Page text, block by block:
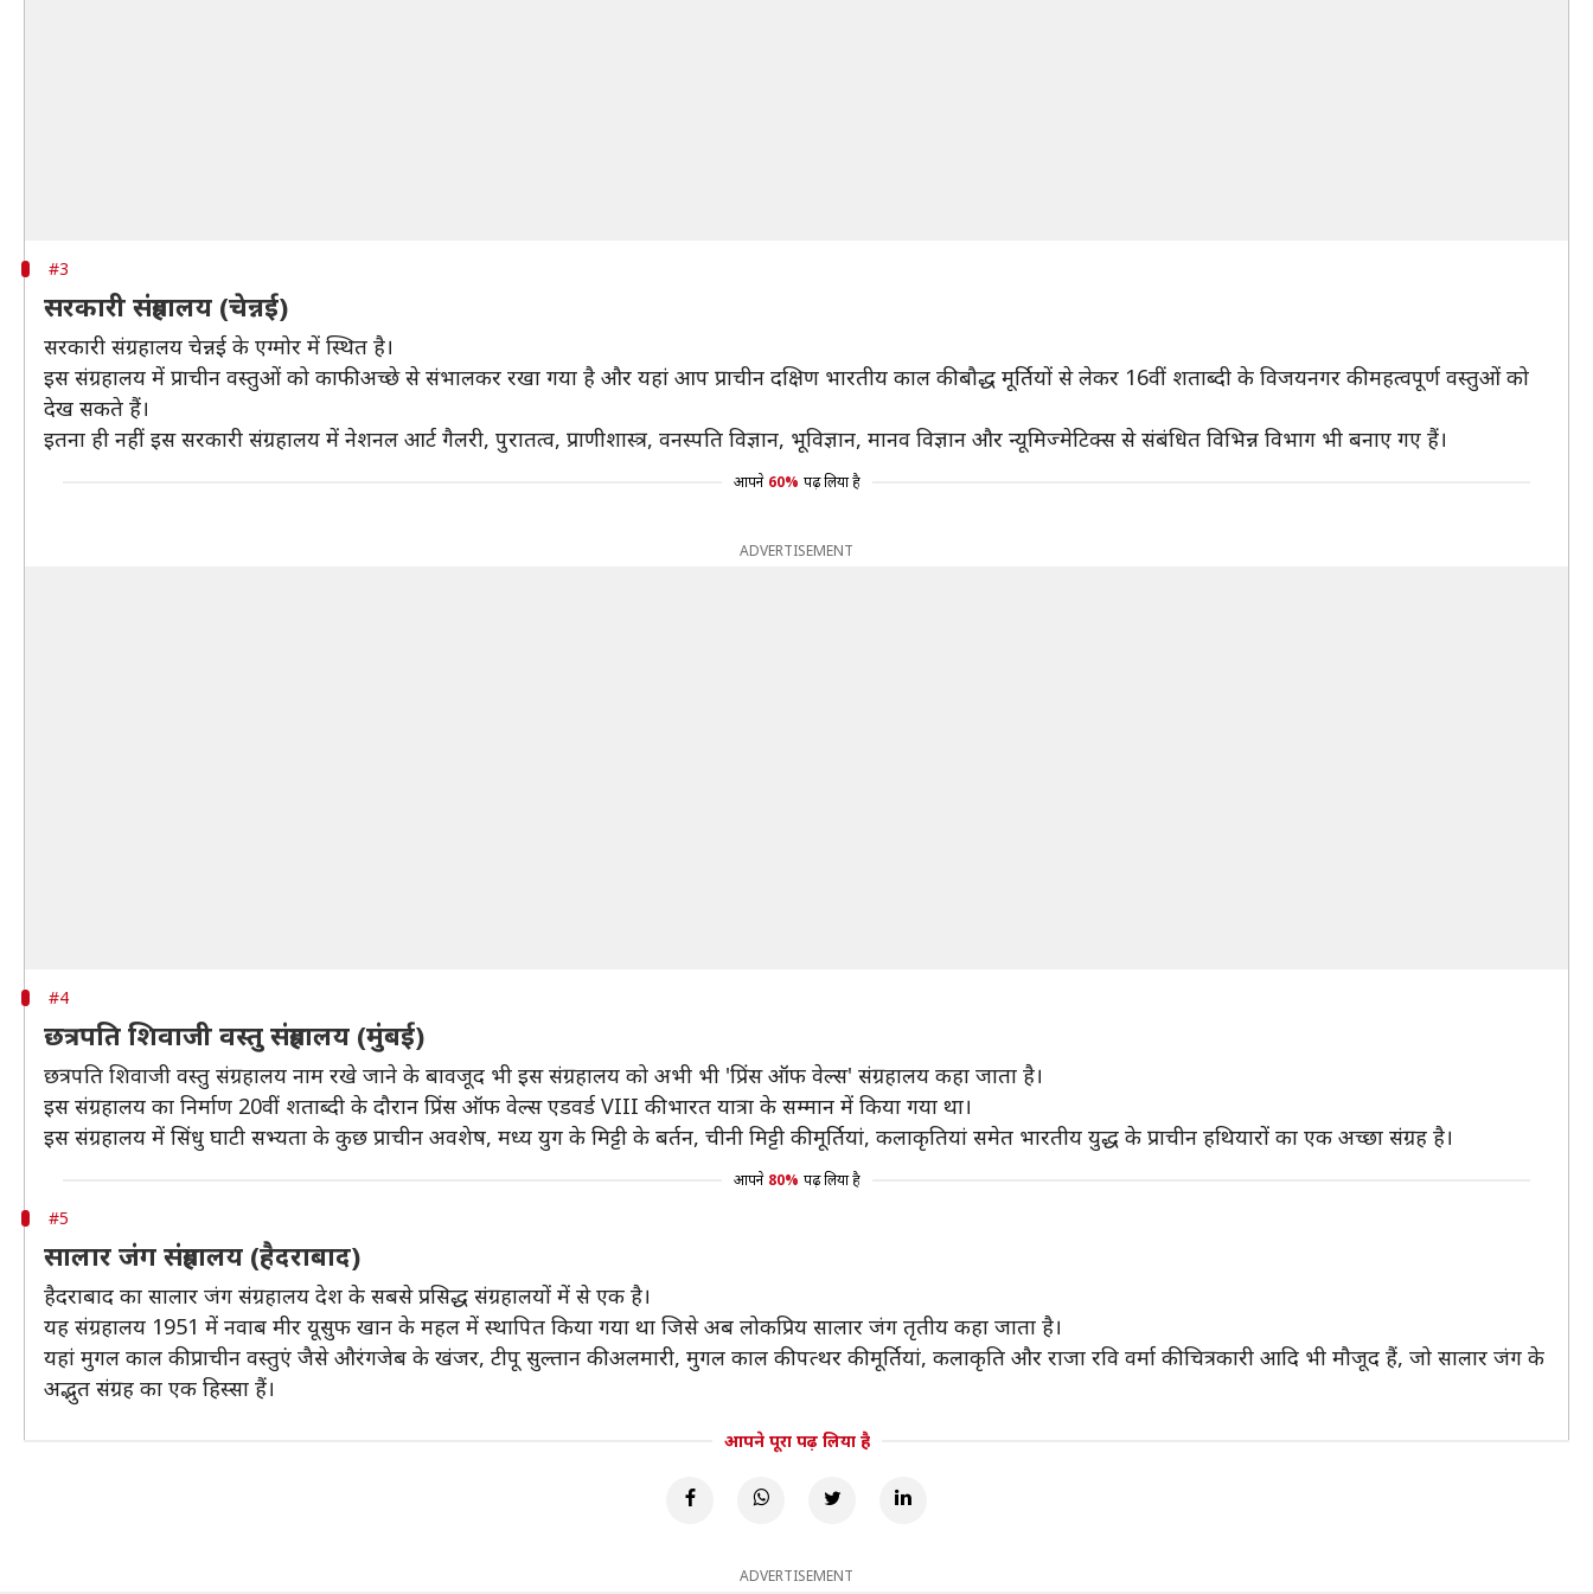
#3
सरकारी संग्रहालय (चेन्नई)
सरकारी संग्रहालय चेन्नई के एग्मोर में स्थित है।
इस संग्रहालय में प्राचीन वस्तुओं को काफी अच्छे से संभालकर रखा गया है और यहां आप प्राचीन दक्षिण भारतीय काल की बौद्ध मूर्तियों से लेकर 16वीं शताब्दी के विजयनगर की महत्वपूर्ण वस्तुओं को
देख सकते हैं।
इतना ही नहीं इस सरकारी संग्रहालय में नेशनल आर्ट गैलरी, पुरातत्व, प्राणीशास्त्र, वनस्पति विज्ञान, भूविज्ञान, मानव विज्ञान और न्यूमिज्मेटिक्स से संबंधित विभिन्न विभाग भी बनाए गए हैं।
आपने 60% पढ़ लिया है
ADVERTISEMENT
#4
छत्रपति शिवाजी वस्तु संग्रहालय (मुंबई)
छत्रपति शिवाजी वस्तु संग्रहालय नाम रखे जाने के बावजूद भी इस संग्रहालय को अभी भी 'प्रिंस ऑफ वेल्स' संग्रहालय कहा जाता है।
इस संग्रहालय का निर्माण 20वीं शताब्दी के दौरान प्रिंस ऑफ वेल्स एडवर्ड VIII की भारत यात्रा के सम्मान में किया गया था।
इस संग्रहालय में सिंधु घाटी सभ्यता के कुछ प्राचीन अवशेष, मध्य युग के मिट्टी के बर्तन, चीनी मिट्टी की मूर्तियां, कलाकृतियां समेत भारतीय युद्ध के प्राचीन हथियारों का एक अच्छा संग्रह है।
आपने 80% पढ़ लिया है
#5
सालार जंग संग्रहालय (हैदराबाद)
हैदराबाद का सालार जंग संग्रहालय देश के सबसे प्रसिद्ध संग्रहालयों में से एक है।
यह संग्रहालय 1951 में नवाब मीर यूसुफ खान के महल में स्थापित किया गया था जिसे अब लोकप्रिय सालार जंग तृतीय कहा जाता है।
यहां मुगल काल की प्राचीन वस्तुएं जैसे औरंगजेब के खंजर, टीपू सुल्तान की अलमारी, मुगल काल की पत्थर की मूर्तियां, कलाकृति और राजा रवि वर्मा की चित्रकारी आदि भी मौजूद हैं, जो सालार जंग के
अद्भुत संग्रह का एक हिस्सा हैं।
आपने पूरा पढ़ लिया है
ADVERTISEMENT